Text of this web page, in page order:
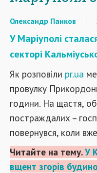
Олександр Панков
У Маріуполі
секторі
Як розповіли pr.ua
провулку
години. На щастя,
постраждалих –
повернувся, коли
Читайте на тему.У
вщент згорів